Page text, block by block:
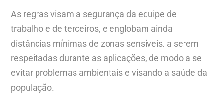
As regras visam a segurança da equipe de
trabalho e de terceiros, e englobam ainda
distâncias mínimas de zonas sensíveis, a serem
respeitadas durante as aplicações, de modo a se
evitar problemas ambientais e visando a saúde da
população.